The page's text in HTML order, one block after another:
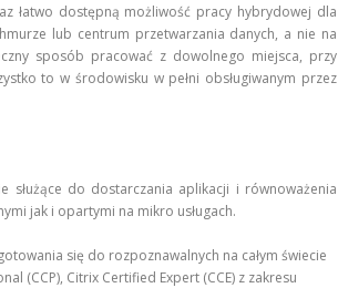
łatwo dostępną możliwość pracy hybrydowej dla
lub centrum przetwarzania danych, a nie na
sposób pracować z dowolnego miejsca, przy
to w środowisku w pełni obsługiwanym przez
służące do dostarczania aplikacji i równoważenia
jak i opartymi na mikro usługach.
się do rozpoznawalnych na całym świecie
(CCP), Citrix Certified Expert (CCE) z zakresu